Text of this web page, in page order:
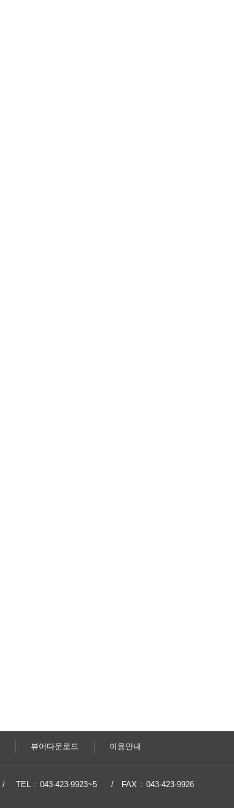
뷰어다운로드 이용안내
TEL : 043-423-9923~5
FAX : 043-423-9926